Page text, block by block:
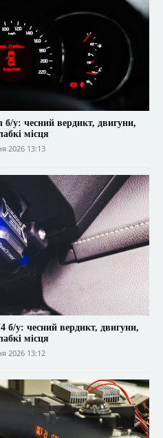
у: чесний вердикт, двигуни,
місця
2026 13:13
б/у: чесний вердикт, двигуни,
місця
2026 13:12